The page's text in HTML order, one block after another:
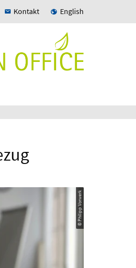
Kontakt English
© Philipp Vorwerk